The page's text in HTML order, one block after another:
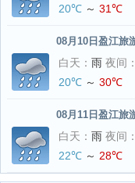
20℃ ～ 31℃
08月10日盈江旅
白天： 雨 夜间：
20℃ ～ 30℃
08月11日盈江旅
白天： 雨 夜间：
22℃ ～ 28℃